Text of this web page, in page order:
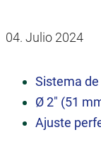
04. Julio 2024
Sistema
Ø 2" (51
Ajuste